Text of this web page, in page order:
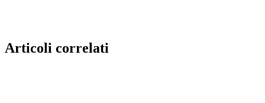
Articoli correlati